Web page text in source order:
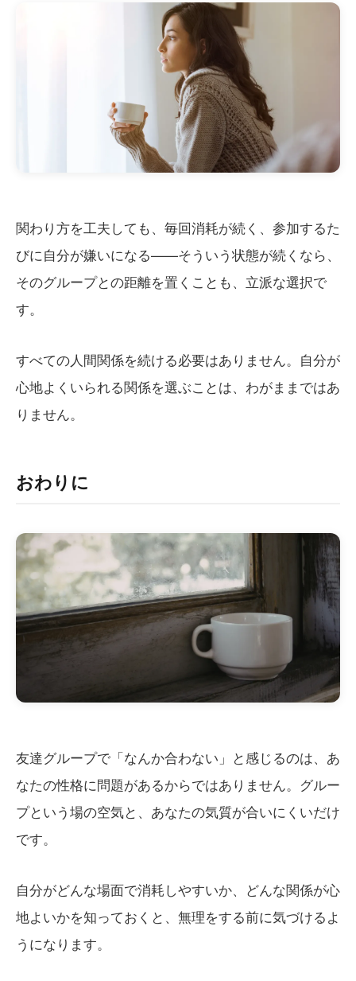
関わり方を工夫しても、毎回消耗が続く、参加するた
びに自分が嫌いになる——そういう状態が続くなら、
そのグループとの距離を置くことも、立派な選択で
す。
すべての人間関係を続ける必要はありません。自分が
心地よくいられる関係を選ぶことは、わがままではあ
りません。
おわりに
友達グループで「なんか合わない」と感じるのは、あ
なたの性格に問題があるからではありません。グルー
プという場の空気と、あなたの気質が合いにくいだけ
です。
自分がどんな場面で消耗しやすいか、どんな関係が心
地よいかを知っておくと、無理をする前に気づけるよ
うになります。